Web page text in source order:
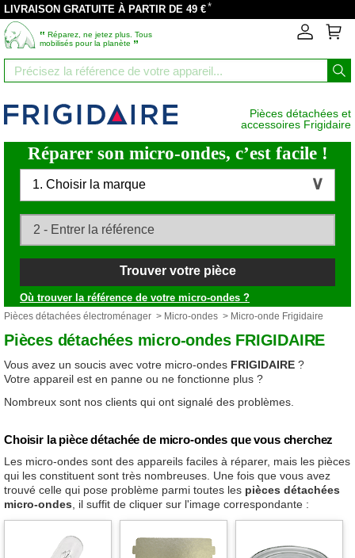
LIVRAISON GRATUITE À PARTIR DE 49 €*
‟ Réparez, ne jetez plus. Tous
mobilisés pour la planète ”
Pièces détachées et
accessoires Frigidaire
Réparer son micro-ondes, c’est facile !
1. Choisir la marque
Trouver votre pièce
Où trouver la référence de votre micro-ondes ?
Pièces détachées électroménager > Micro-ondes > Micro-onde Frigidaire
Pièces détachées micro-ondes FRIGIDAIRE
Vous avez un soucis avec votre micro-ondes FRIGIDAIRE ?
Votre appareil est en panne ou ne fonctionne plus ?
Nombreux sont nos clients qui ont signalé des problèmes.
Choisir la pièce détachée de micro-ondes que vous cherchez
Les micro-ondes sont des appareils faciles à réparer, mais les pièces
qui les constituent sont très nombreuses. Une fois que vous avez
trouvé celle qui pose problème parmi toutes les pièces détachées
micro-ondes , il suffit de cliquer sur l'image correspondante :